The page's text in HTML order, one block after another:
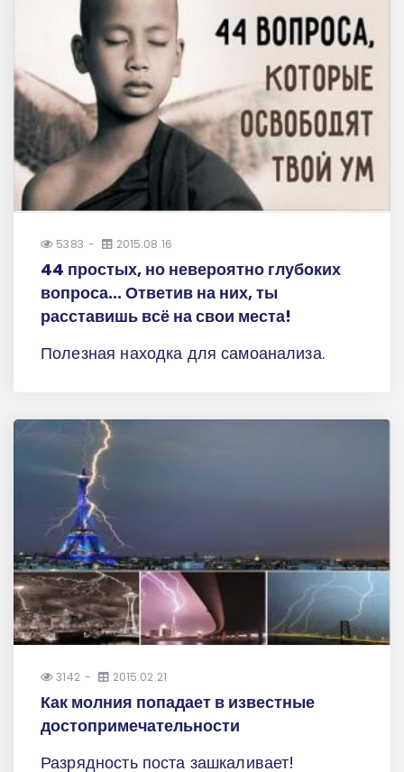
5383 2015.08.16
44 простых, но невероятно глубоких
вопроса... Ответив на них, ты
расставишь всё на свои места!
Полезная находка для самоанализа.
3142 2015.02.21
Как молния попадает в известные
достопримечательности
Разрядность поста зашкаливает!